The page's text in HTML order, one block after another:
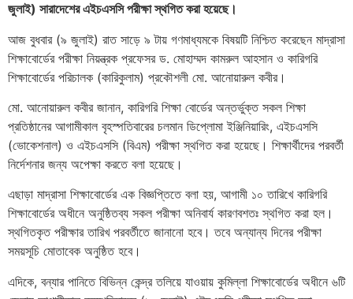
জুলাই) সারাদেশের এইচএসসি পরীক্ষা স্থগিত করা হয়েছে।
আজ বুধবার (৯ জুলাই) রাত সাড়ে ৯ টায় গণমাধ্যমকে বিষয়টি নিশ্চিত করেছেন মাদ্রাসা
শিক্ষাবোর্ডের পরীক্ষা নিয়ন্ত্রক প্রফেসর ড. মোহাম্মদ কামরুল আহসান ও কারিগরি
শিক্ষাবোর্ডের পরিচালক (কারিকুলাম) প্রকৌশলী মো. আনোয়ারুল কবীর।
মো. আনোয়ারুল কবীর জানান, কারিগরি শিক্ষা বোর্ডের অন্তর্ভুক্ত সকল শিক্ষা
প্রতিষ্ঠানের আগামীকাল বৃহস্পতিবারের চলমান ডিপ্লোমা ইঞ্জিনিয়ারিং, এইচএসসি
(ভোকেশনাল) ও এইচএসসি (বিএম) পরীক্ষা স্থগিত করা হয়েছে। শিক্ষার্থীদের পরবর্তী
নির্দেশনার জন্য অপেক্ষা করতে বলা হয়েছে।
এছাড়া মাদ্রাসা শিক্ষাবোর্ডের এক বিজ্ঞপ্তিতে বলা হয়, আগামী ১০ তারিখে কারিগরি
শিক্ষাবোর্ডের অধীনে অনুষ্ঠিতব্য সকল পরীক্ষা অনিবার্য কারণবশতঃ স্থগিত করা হল।
স্থগিতকৃত পরীক্ষার তারিখ পরবর্তীতে জানানো হবে। তবে অন্যান্য দিনের পরীক্ষা
সময়সূচি মোতাবেক অনুষ্ঠিত হবে।
এদিকে, বন্যার পানিতে বিভিন্ন কেন্দ্র তলিয়ে যাওয়ায় কুমিল্লা শিক্ষাবোর্ডের অধীনে ৬টি